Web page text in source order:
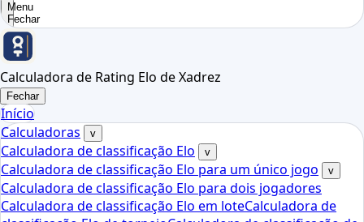
Menu
Fechar
Calculadora de Rating Elo de Xadrez
Fechar
Início
Calculadoras
v
Calculadora de classificação Elo v
Calculadora de classificação Elo para um único jogo v
Calculadora de classificação Elo para dois jogadores
Calculadora de classificação Elo em loteCalculadora de